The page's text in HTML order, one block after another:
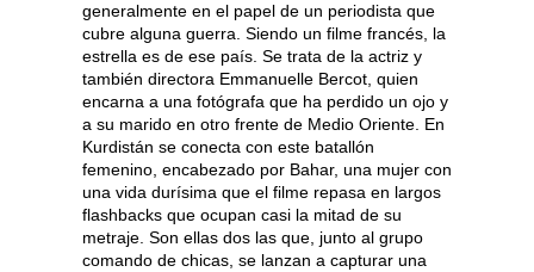
generalmente en el papel de un periodista que
cubre alguna guerra. Siendo un filme francés, la
estrella es de ese país. Se trata de la actriz y
también directora Emmanuelle Bercot, quien
encarna a una fotógrafa que ha perdido un ojo y
a su marido en otro frente de Medio Oriente. En
Kurdistán se conecta con este batallón
femenino, encabezado por Bahar, una mujer con
una vida durísima que el filme repasa en largos
flashbacks que ocupan casi la mitad de su
metraje. Son ellas dos las que, junto al grupo
comando de chicas, se lanzan a capturar una